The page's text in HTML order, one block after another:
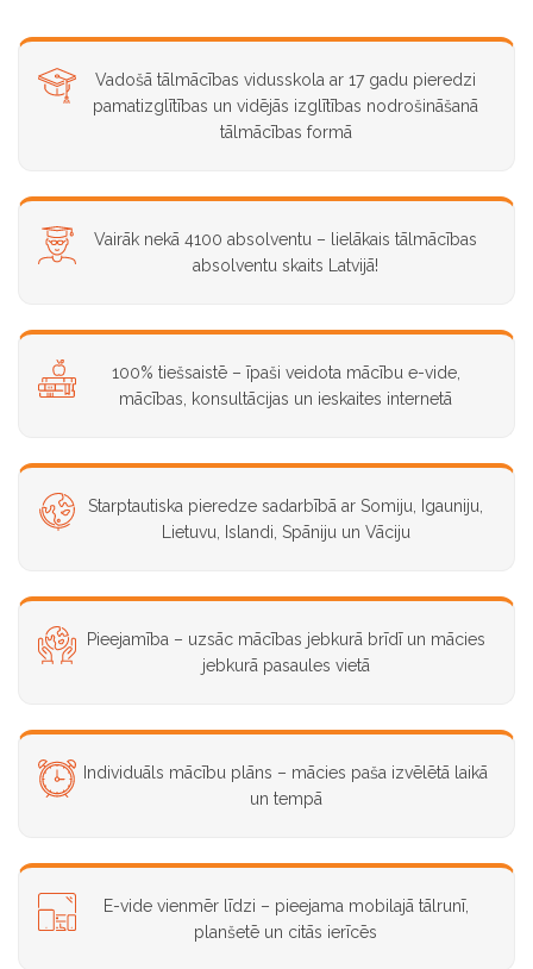
Vadošā tālmācības vidusskola ar 17 gadu pieredzi
pamatizglītības un vidējās izglītības nodrošināšanā
tālmācības formā
Vairāk nekā 4100 absolventu – lielākais tālmācības
absolventu skaits Latvijā!
100% tiešsaistē – īpaši veidota mācību e-vide,
mācības, konsultācijas un ieskaites internetā
Starptautiska pieredze sadarbībā ar Somiju, Igauniju,
Lietuvu, Islandi, Spāniju un Vāciju
Pieejamība – uzsāc mācības jebkurā brīdī un mācies
jebkurā pasaules vietā
Individuāls mācību plāns – mācies paša izvēlētā laikā
un tempā
E-vide vienmēr līdzi – pieejama mobilajā tālrunī,
planšetē un citās ierīcēs